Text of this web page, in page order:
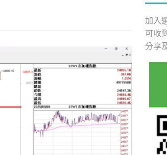
加入
可收
分享